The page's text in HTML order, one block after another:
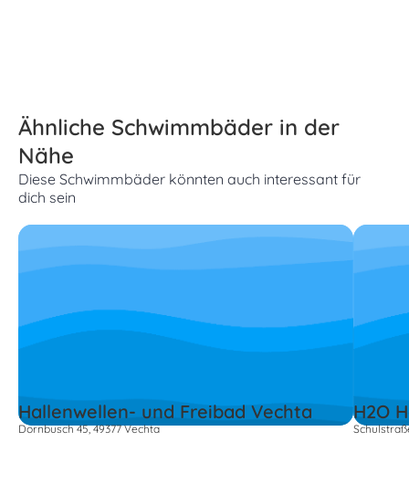
Ähnliche Schwimmbäder in der
Nähe
Diese Schwimmbäder könnten auch interessant für
dich sein
Hallenwellen- und Freibad Vechta
Dornbusch 45, 49377 Vechta
H2O